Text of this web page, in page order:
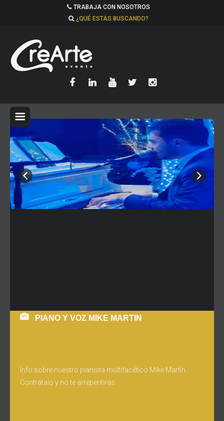
TRABAJA CON NOSOTROS
¿QUÉ ESTÁS BUSCANDO?
PIANO Y VOZ MIKE MARTIN
Info sobre nuestro pianista multifacético Mike Martín.
Contrátalo y no te arrepentirás.